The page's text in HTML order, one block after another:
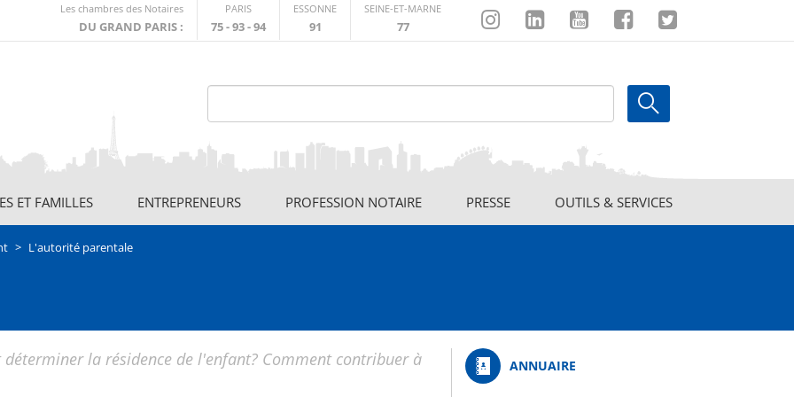
Les chambres des Notaires
DU GRAND PARIS :
externe
PARIS
75 - 93 - 94
ESSONNE
91
SEINE-ET-MARNE
77
InstagramLinkedinYoutubeFacebookTwitter
ET FAMILLES ENTREPRENEURS PROFESSION NOTAIRE PRESSE OUTILS & SERVICES
L'autorité parentale
la résidence de l'enfant? Comment contribuer à
ANNUAIRE